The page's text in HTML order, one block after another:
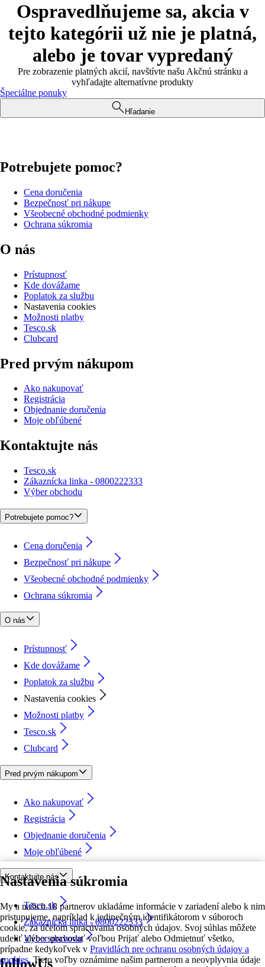
Nastavenia súkromia
My a našich 18 partnerov ukladáme informácie v zariadení alebo k nim
pristupujeme, napríklad k jedinečným identifikátorom v súboroch
cookie, za účelom spracúvania osobných údajov. Svoj súhlas môžete
udeliť alebo spravovať voľbou Prijať alebo Odmietnuť všetko,
prípadne kedykoľvek v Pravidlách pre ochranu osobných údajov a
cookies. Tieto voľby oznámime našim partnerom a neovplyvnia údaje
Ospravedlňujeme sa, akcia v
tejto kategórii už nie je platná,
alebo je tovar vypredaný
Pre zobrazenie platných akcií, navštívte našu Akčnú stránku a
vyhľadajte alternatívne produkty
Špeciálne ponuky
Hľadanie
Potrebujete pomoc?
Cena doručenia
Bezpečnosť pri nákupe
Všeobecné obchodné podmienky
Ochrana súkromia
O nás
Prístupnosť
Kde dovážame
Poplatok za službu
Nastavenia cookies
Možnosti platby
Tesco.sk
Clubcard
Pred prvým nákupom
Ako nakupovať
Registrácia
Objednanie doručenia
Moje obľúbené
Kontaktujte nás
Tesco.sk
Zákaznícka linka - 0800222333
Výber obchodu
Potrebujete pomoc?
Cena doručenia
Bezpečnosť pri nákupe
Všeobecné obchodné podmienky
Ochrana súkromia
O nás
Prístupnosť
Kde dovážame
Poplatok za službu
Nastavenia cookies
Možnosti platby
Tesco.sk
Clubcard
Pred prvým nákupom
Ako nakupovať
Registrácia
Objednanie doručenia
Moje obľúbené
Kontaktujte nás
Tesco.sk
Zákaznícka linka - 0800222333
Výber obchodu
followUs